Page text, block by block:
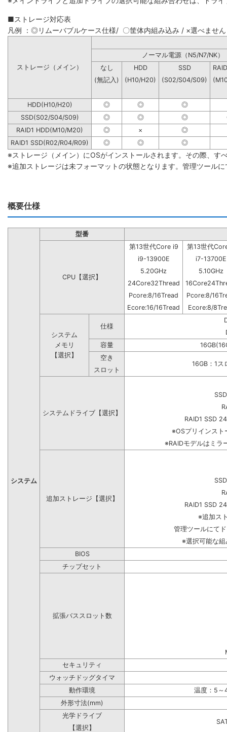
■ストレージ対応表
凡例 ：◎リムーバブルケース仕様/ 〇筐体内組み込み / ×選べません
ノーマル電源（N5/
ストレージ（メイン）
なし HDD SSD
(無記入)
(H10/H20) (S02/S04/S09)
HDD(H10/H20) ◎ ◎
◎
SSD(S02/S04/S09)
◎ ◎ ◎
RAID1 HDD(M10/M20)
◎ ×
◎
RAID1 SSD(R02/R04/R09)
◎ ◎ ◎
※ストレージ（メイン）にOSがインストールされます。その際、す
※追加ストレージは未フォーマットの状態となります。管理ツール
概要仕様
システム
型番
CPU【選択】
第13世代Core i9
第13世代
i9-13900E
i7-13700E
5.20GHz
5.10GHz
24Core32Thread
Pcore:8/16Tread
Pcore:8/
Ecore:16/16Tread
Ecore:8/
システム
メモリ
【選択】
仕様
容量
空き
16GB：1
スロット
システムドライブ【選択】
RAID1 SSD
※OSプリインスト
※RAIDモデルはミラ
追加ストレージ【選択】
RAID1 SSD
※追加ス
管理ツールにて
※選択可能な
BIOS
チップセット
拡張バススロット数
セキュリティ
ウォッチドッグタイマ
動作環境
温度：5
外形寸法(mm)
光学ドライブ
【選択】